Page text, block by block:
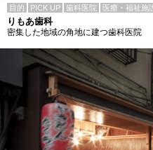
目的 PICK UP 歯科医院 医療・福祉施
りもあ歯科
密集した地域の角地に建つ歯科医院